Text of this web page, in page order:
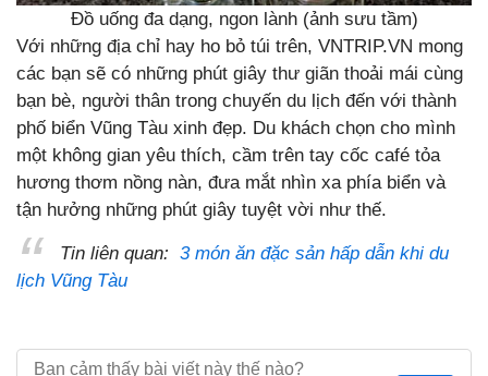
Đồ uống đa dạng, ngon lành (ảnh sưu tầm)
Với những địa chỉ hay ho bỏ túi trên, VNTRIP.VN mong
các bạn sẽ có những phút giây thư giãn thoải mái cùng
bạn bè, người thân trong chuyến du lịch đến với thành
phố biển Vũng Tàu xinh đẹp. Du khách chọn cho mình
một không gian yêu thích, cầm trên tay cốc café tỏa
hương thơm nồng nàn, đưa mắt nhìn xa phía biển và
tận hưởng những phút giây tuyệt vời như thế.
Tin liên quan: 3 món ăn đặc sản hấp dẫn khi du
lịch Vũng Tàu